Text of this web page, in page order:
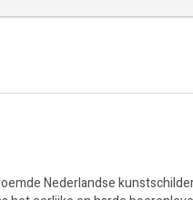
Nederlandse